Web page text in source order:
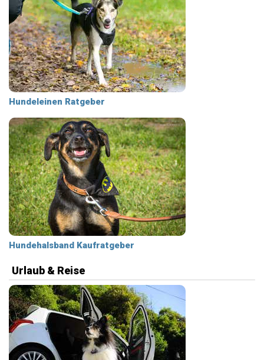
Hundeleinen Ratgeber
Hundehalsband Kaufratgeber
Urlaub & Reise